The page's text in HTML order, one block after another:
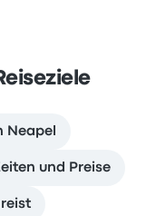
Neapel
und Preise